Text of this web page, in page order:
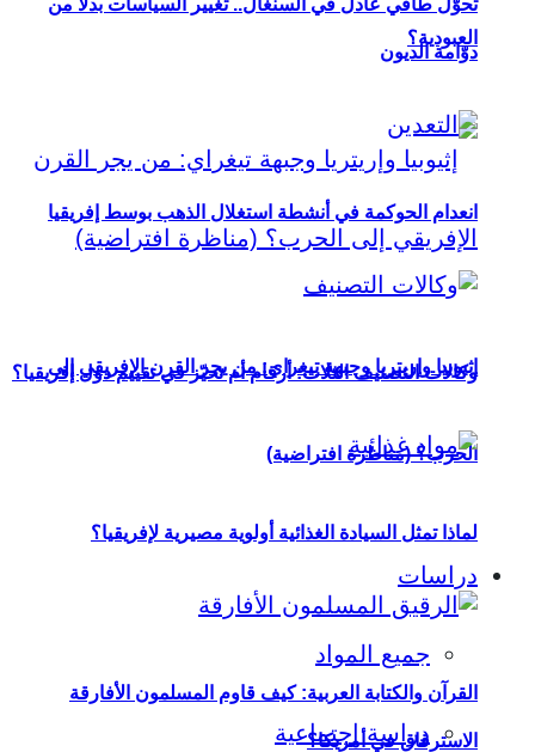
العبودية؟
إثيوبيا وإريتريا وجبهة تيغراي: من يجر القرن الإفريقي إلى
الحرب؟ (مناظرة افتراضية)
دراسات
جميع المواد
دراسة اجتماعية
تحوُّل طاقي عادل في السنغال.. تغيير السياسات بدلاً من
دوّامة الديون
انعدام الحوكمة في أنشطة استغلال الذهب بوسط إفريقيا
وكالات التصنيف الثلاث: أرقام أم تحيّز في تقييم دول إفريقيا؟
لماذا تمثل السيادة الغذائية أولوية مصيرية لإفريقيا؟
القرآن والكتابة العربية: كيف قاوم المسلمون الأفارقة
الاسترقاق في أمريكا؟